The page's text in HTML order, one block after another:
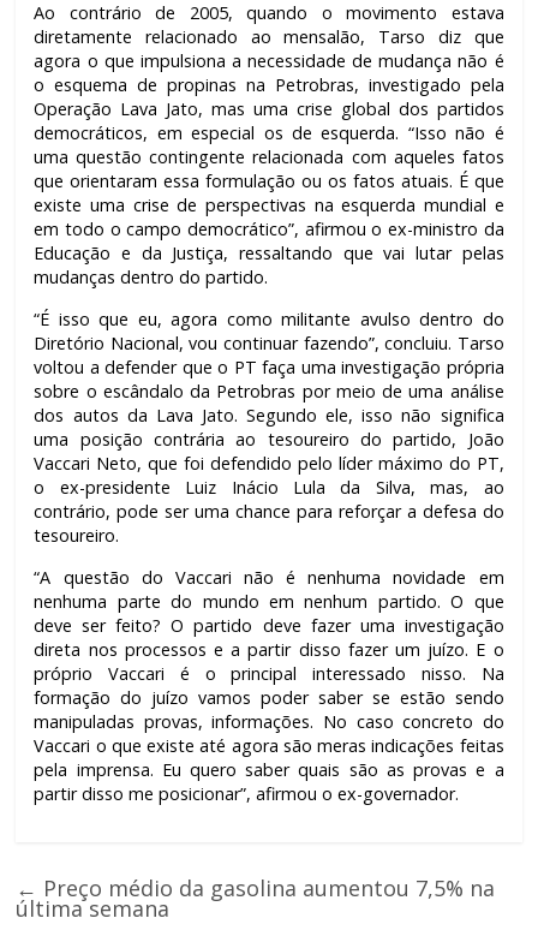
Ao contrário de 2005, quando o movimento estava
diretamente relacionado ao mensalão, Tarso diz que
agora o que impulsiona a necessidade de mudança não é
o esquema de propinas na Petrobras, investigado pela
Operação Lava Jato, mas uma crise global dos partidos
democráticos, em especial os de esquerda. “Isso não é
uma questão contingente relacionada com aqueles fatos
que orientaram essa formulação ou os fatos atuais. É que
existe uma crise de perspectivas na esquerda mundial e
em todo o campo democrático”, afirmou o ex-ministro da
Educação e da Justiça, ressaltando que vai lutar pelas
mudanças dentro do partido.
“É isso que eu, agora como militante avulso dentro do
Diretório Nacional, vou continuar fazendo”, concluiu. Tarso
voltou a defender que o PT faça uma investigação própria
sobre o escândalo da Petrobras por meio de uma análise
dos autos da Lava Jato. Segundo ele, isso não significa
uma posição contrária ao tesoureiro do partido, João
Vaccari Neto, que foi defendido pelo líder máximo do PT,
o ex-presidente Luiz Inácio Lula da Silva, mas, ao
contrário, pode ser uma chance para reforçar a defesa do
tesoureiro.
“A questão do Vaccari não é nenhuma novidade em
nenhuma parte do mundo em nenhum partido. O que
deve ser feito? O partido deve fazer uma investigação
direta nos processos e a partir disso fazer um juízo. E o
próprio Vaccari é o principal interessado nisso. Na
formação do juízo vamos poder saber se estão sendo
manipuladas provas, informações. No caso concreto do
Vaccari o que existe até agora são meras indicações feitas
pela imprensa. Eu quero saber quais são as provas e a
partir disso me posicionar”, afirmou o ex-governador.
← Preço médio da gasolina aumentou 7,5% na
última semana